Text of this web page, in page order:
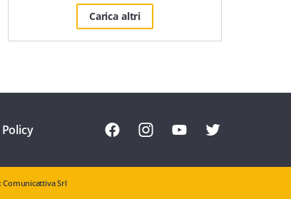
Carica altri
Comunicattiva Srl